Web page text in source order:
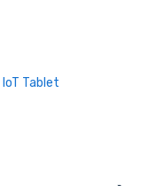
Tablet